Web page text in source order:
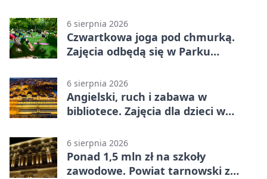
6 sierpnia 2026
Czwartkowa joga pod chmurką.
Zajęcia odbędą się w Parku
6 sierpnia 2026
Angielski, ruch i zabawa w
bibliotece. Zajęcia dla dzieci w
6 sierpnia 2026
Ponad 1,5 mln zł na szkoły
zawodowe. Powiat tarnowski z